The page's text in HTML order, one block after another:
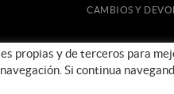
CAMBIOS Y
propias y de terceros para
Si continua